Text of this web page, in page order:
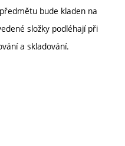
bude kladen na
složky podléhají při
a skladování.